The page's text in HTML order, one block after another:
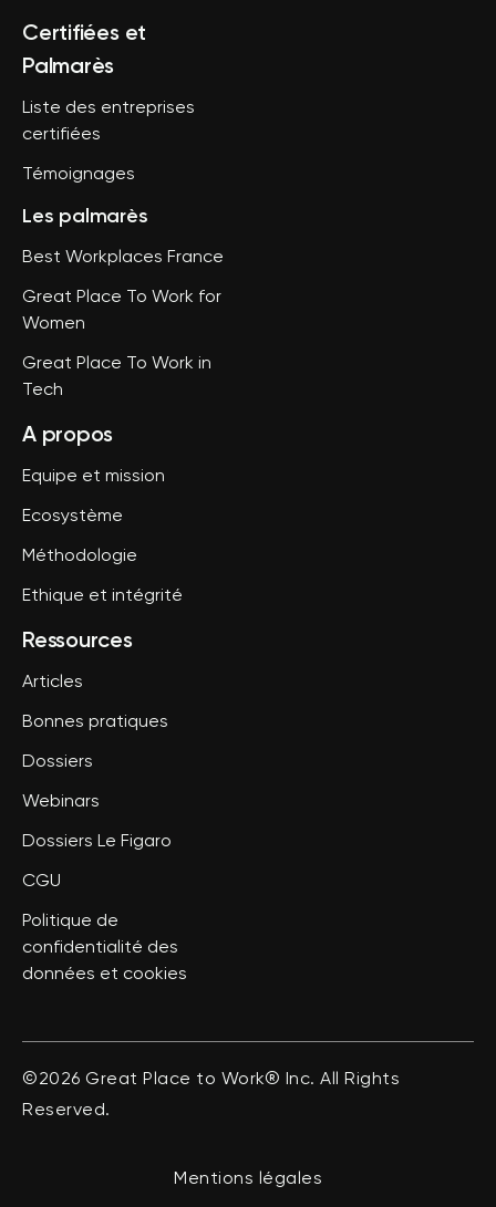
Certifiées et
Palmarès
Liste des entreprises
certifiées
Témoignages
Les palmarès
Best Workplaces France
Great Place To Work for
Women
Great Place To Work in
Tech
A propos
Equipe et mission
Ecosystème
Méthodologie
Ethique et intégrité
Ressources
Articles
Bonnes pratiques
Dossiers
Webinars
Dossiers Le Figaro
CGU
Politique de
confidentialité des
données et cookies
©2026 Great Place to Work® Inc. All Rights
Reserved.
Mentions légales